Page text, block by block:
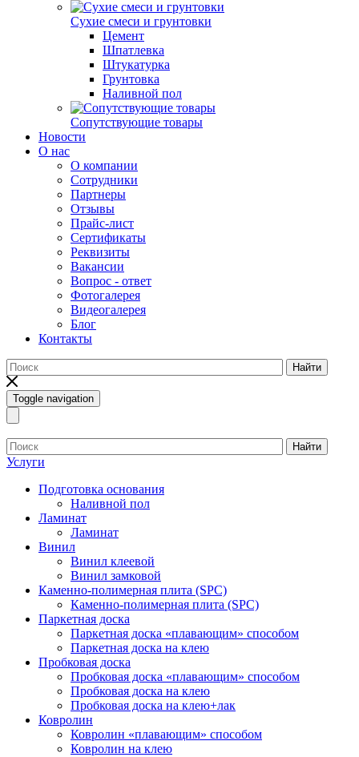
Сухие смеси и грунтовки
Цемент
Шпатлевка
Штукатурка
Грунтовка
Наливной пол
Сопутствующие товары
Новости
О нас
О компании
Сотрудники
Партнеры
Отзывы
Прайс-лист
Сертификаты
Реквизиты
Вакансии
Вопрос - ответ
Фотогалерея
Видеогалерея
Блог
Контакты
Найти
Toggle navigation
Найти
Услуги
Подготовка основания
Наливной пол
Ламинат
Ламинат
Винил
Винил клеевой
Винил замковой
Каменно-полимерная плита (SPC)
Каменно-полимерная плита (SPC)
Паркетная доска
Паркетная доска «плавающим» способом
Паркетная доска на клею
Пробковая доска
Пробковая доска «плавающим» способом
Пробковая доска на клею
Пробковая доска на клею+лак
Ковролин
Ковролин «плавающим» способом
Ковролин на клею